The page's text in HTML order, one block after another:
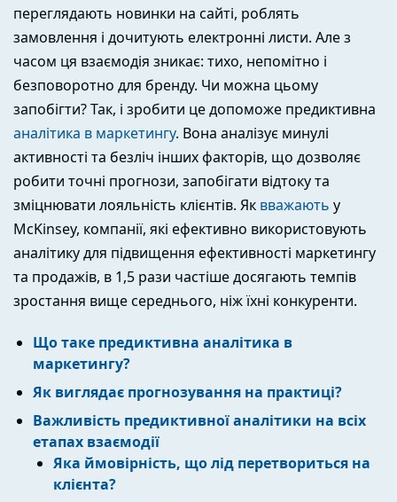
переглядають новинки на сайті, роблять
замовлення і дочитують електронні листи. Але з
часом ця взаємодія зникає: тихо, непомітно і
безповоротно для бренду. Чи можна цьому
запобігти? Так, і зробити це допоможе предиктивна
аналітика в маркетингу. Вона аналізує минулі
активності та безліч інших факторів, що дозволяє
робити точні прогнози, запобігати відтоку та
зміцнювати лояльність клієнтів. Як вважають у
McKinsey, компанії, які ефективно використовують
аналітику для підвищення ефективності маркетингу
та продажів, в 1,5 рази частіше досягають темпів
зростання вище середнього, ніж їхні конкуренти.
Що таке предиктивна аналітика в
маркетингу?
Як виглядає прогнозування на практиці?
Важливість предиктивної аналітики на всіх
етапах взаємодії
Яка ймовірність, що лід перетвориться на
клієнта?